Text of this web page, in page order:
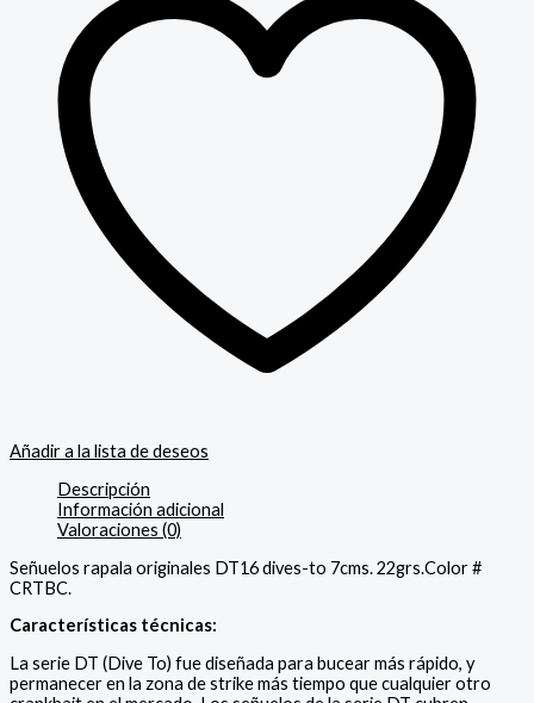
Añadir a la lista de deseos
Descripción
Información adicional
Valoraciones (0)
Señuelos rapala originales DT16 dives-to 7cms. 22grs.Color #
CRTBC.
Características técnicas:
La serie DT (Dive To) fue diseñada para bucear más rápido, y
permanecer en la zona de strike más tiempo que cualquier otro